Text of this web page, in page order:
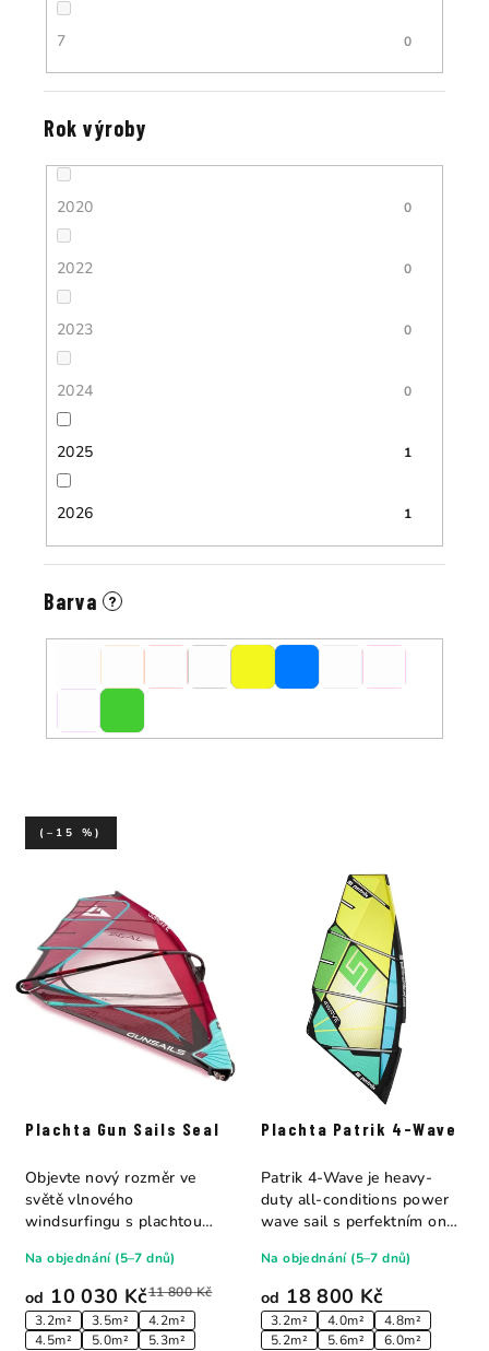
7 0
Rok výroby
2020 0
2022 0
2023 0
2024 0
2025 1
2026 1
Barva ?
Plachta Gun Sails Seal
od 10 030 Kč11 800 Kč
(–15 %)
3.2m² 3.5m²
4.2m²
4.5m²
5.0m² 5.3m²
Na objednání (5–7 dnů)
Objevte nový rozměr ve
světě vlnového
windsurfingu s plachtou
Plachta Patrik 4-Wave
od 18 800 Kč
3.2m² 4.0m²
4.8m²
5.2m²
5.6m² 6.0m²
Na objednání (5–7 dnů)
Patrik 4-Wave je heavy-
duty all-conditions power
wave sail s perfektním on-